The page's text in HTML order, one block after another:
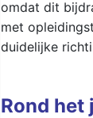
omdat dit
met
duidelijke
Rond het